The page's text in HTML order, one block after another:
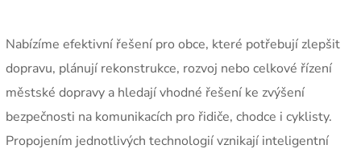
Nabízíme efektivní řešení pro obce, které potřebují zlepšit
dopravu, plánují rekonstrukce, rozvoj nebo celkové řízení
městské dopravy a hledají vhodné řešení ke zvýšení
bezpečnosti na komunikacích pro řidiče, chodce i cyklisty.
Propojením jednotlivých technologií vznikají inteligentní